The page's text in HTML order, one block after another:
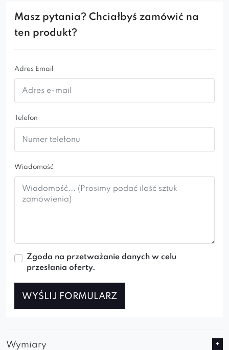
Masz pytania? Chciałbyś zamówić na
ten produkt?
Adres Email
Telefon
Wiadomość
Zgoda na przetważanie danych w celu
przesłania oferty.
WYŚLIJ FORMULARZ
Wymiary